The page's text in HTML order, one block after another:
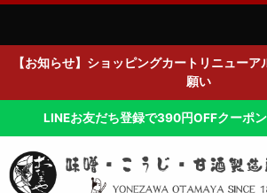
【お知らせ】ショッピングカートリニュー
願い
LINEお友だち登録で390円OFFクーポ